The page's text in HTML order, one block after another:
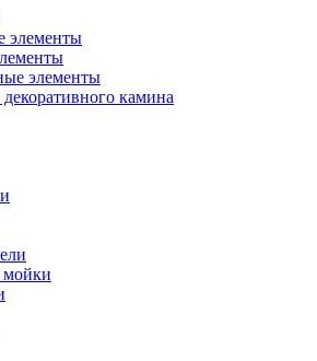
элементы
элементы
камина